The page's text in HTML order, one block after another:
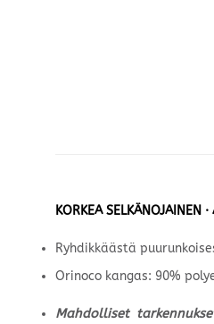
KORKEA SELKÄNOJAINEN
Ryhdikkäästä
Orinoco kangas: 90%
Mahdolliset